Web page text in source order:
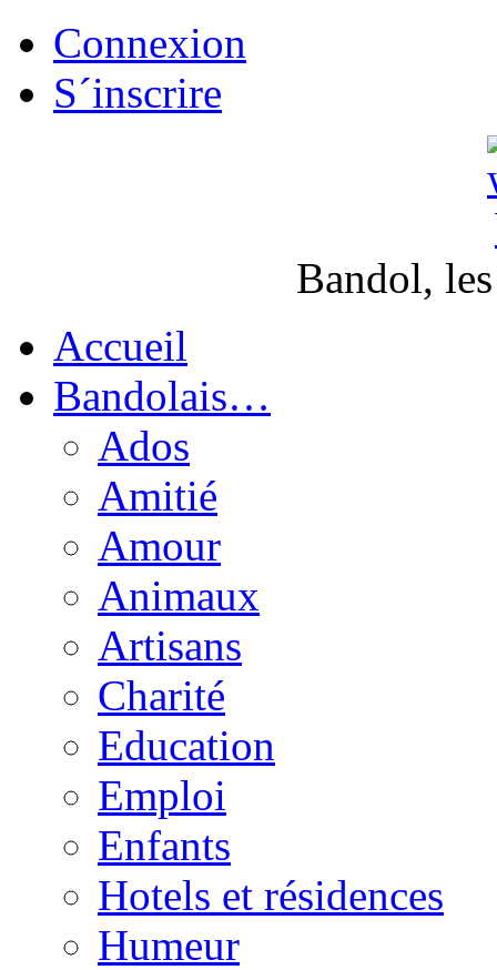
Connexion
S´inscrire
Bandol,
Accueil
Bandolais…
Ados
Amitié
Amour
Animaux
Artisans
Charité
Education
Emploi
Enfants
Hotels et résidences
Humeur